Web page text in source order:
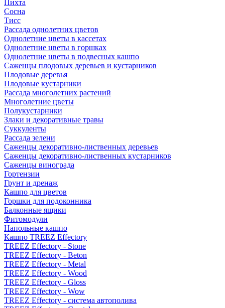
Пихта
Сосна
Тисc
Рассада однолетних цветов
Однолетние цветы в кассетах
Однолетние цветы в горшках
Однолетние цветы в подвесных кашпо
Саженцы плодовых деревьев и кустарников
Плодовые деревья
Плодовые кустарники
Рассада многолетних растений
Многолетние цветы
Полукустарники
Злаки и декоративные травы
Суккуленты
Рассада зелени
Саженцы декоративно-лиственных деревьев
Саженцы декоративно-лиственных кустарников
Саженцы винограда
Гортензии
Грунт и дренаж
Кашпо для цветов
Горшки для подоконника
Балконные ящики
Фитомодули
Напольные кашпо
Кашпо TREEZ Effectory
TREEZ Effectory - Stone
TREEZ Effectory - Beton
TREEZ Effectory - Metal
TREEZ Effectory - Wood
TREEZ Effectory - Gloss
TREEZ Effectory - Wow
TREEZ Effectory - система автополива